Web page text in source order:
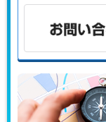
こんな課題がある
お問い合わせはこ